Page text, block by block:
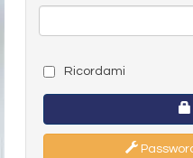
Ricordami